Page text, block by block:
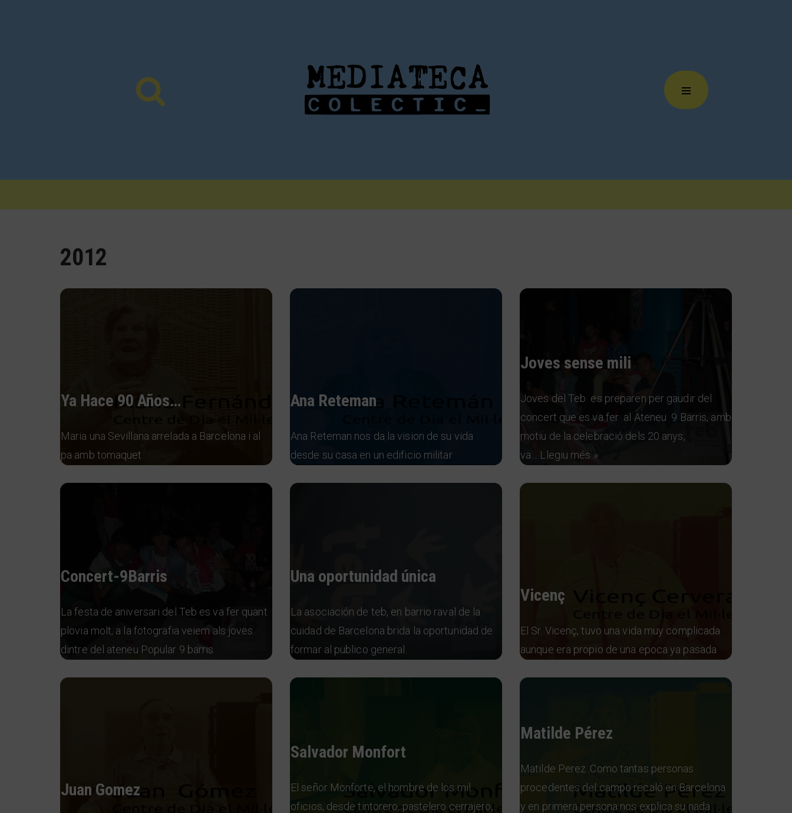
2012
Ya Hace 90 Años…
Maria una Sevillana arrelada a Barcelona i al
pa amb tomaquet.
Ana Reteman
Ana Reteman nos da la vision de su vida
desde su casa en un edificio militar
Joves sense mili
Joves del Teb es preparen per gaudir del
concert que es va fer al Ateneu 9 Barris, amb
motiu de la celebració dels 20 anys,
va… Llegiu més »
Concert-9Barris
La festa de aniversari del Teb es va fer quant
plovia molt, a la fotografia veiem als joves
dintre del ateneu Popular 9 barris.
Una oportunidad única
La asociación de teb, en barrio raval de la
cuidad de Barcelona brida la oportunidad de
formar al publico general.
Vicenç
El Sr. Vicenç, tuvo una vida muy complicada
aunque era propio de una epoca ya pasada
Juan Gomez
Salvador Monfort
El señor Monforte, el hombre de los mil
oficios, desde tintorero, pastelero cerrajero,
Matilde Pérez
Matilde Perez .Como tantas personas
procedentes del campo recaló en Barcelona
y en primera persona nos explica su nada